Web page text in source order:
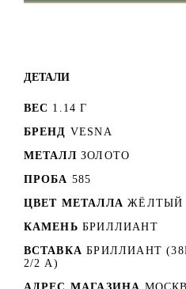
ДЕТАЛИ
ВЕС 1.14 Г
БРЕНД VESNA
МЕТАЛЛ ЗОЛОТО
ПРОБА 585
ЦВЕТ МЕТАЛЛА ЖЁЛТЫЙ
КАМЕНЬ БРИЛЛИАНТ
ВСТАВКА БРИЛЛИАНТ
2/2 А)